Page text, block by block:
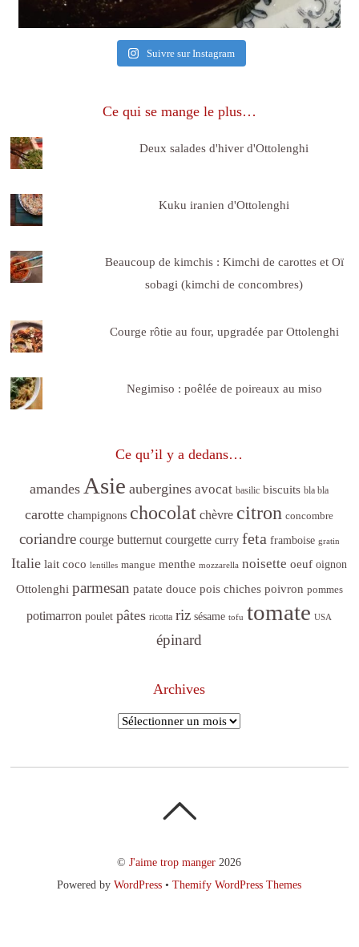
Suivre sur Instagram
Ce qui se mange le plus…
Deux salades d'hiver d'Ottolenghi
Kuku iranien d'Ottolenghi
Beaucoup de kimchis : Kimchi de carottes et Oï
sobagi (kimchi de concombres)
Courge rôtie au four, upgradée par Ottolenghi
Negimiso : poêlée de poireaux au miso
Ce qu’il y a dedans…
amandes Asie aubergines avocat basilic biscuits bla bla
carotte champignons chocolat chèvre citron concombre
coriandre courge butternut courgette curry feta framboise gratin
Italie lait coco lentilles mangue menthe mozzarella noisette oeuf oignon
Ottolenghi parmesan patate douce pois chiches poivron pommes
potimarron poulet pâtes ricotta riz sésame tofu tomate USA
épinard
Archives
Archives
©J'aime trop manger 2026
Powered byWordPress •Themify WordPress Themes